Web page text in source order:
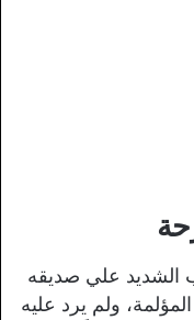
الشديد علي صديقه
ولم يرد عليه